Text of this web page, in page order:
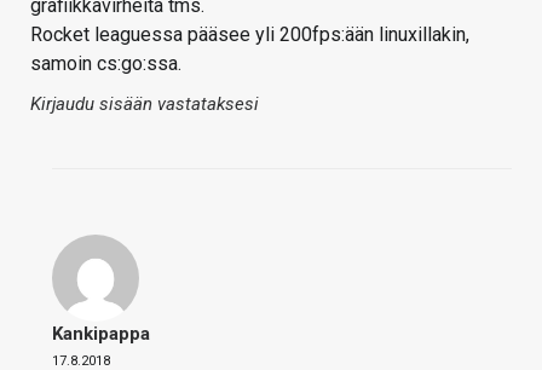
grafiikkavirheitä tms.
Rocket leaguessa pääsee yli 200fps:ään linuxillakin,
samoin cs:go:ssa.
Kirjaudu sisään vastataksesi
Kankipappa
17.8.2018